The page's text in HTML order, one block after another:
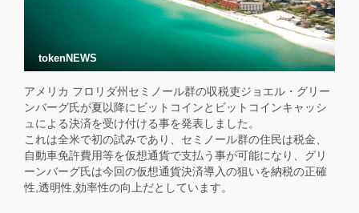
tokenNEWS
アメリカ フロリダ州セミノール群の収税吏ジョエル・グリー
ンバーグ氏が夏以降にビットコインとビットコインキャッシ
ュによる決済を受け付ける事を発表しました。
これは全米で初の試みであり、セミノール群の住民は税金、
自動車免許費用等を仮想通貨で支払う事が可能になり、グリ
ーンバーグ氏は今回の仮想通貨決済導入の狙いを納税の正確
性,透明性,効率性の向上だとしています。